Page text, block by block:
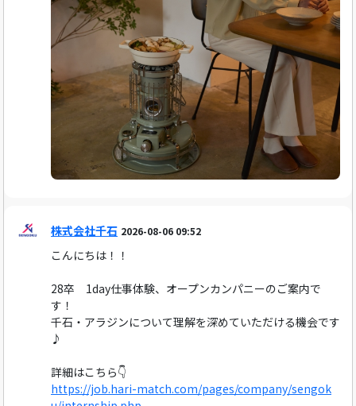
株式会社千石 2026-08-06 09:52
こんにちは！！
28卒 1day仕事体験、オープンカンパニーのご案内で
す！
千石・アラジンについて理解を深めていただける機会です
♪
詳細はこちら👇
https://job.hari-match.com/pages/company/sengok